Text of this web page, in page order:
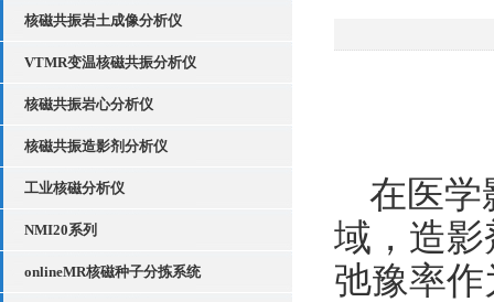
核磁共振岩土成像分析仪
VTMR变温核磁共振分析仪
核磁共振岩心分析仪
核磁共振造影剂分析仪
工业核磁分析仪
NMI20系列
onlineMR核磁种子分拣系统
在医学
域，造
弛豫率